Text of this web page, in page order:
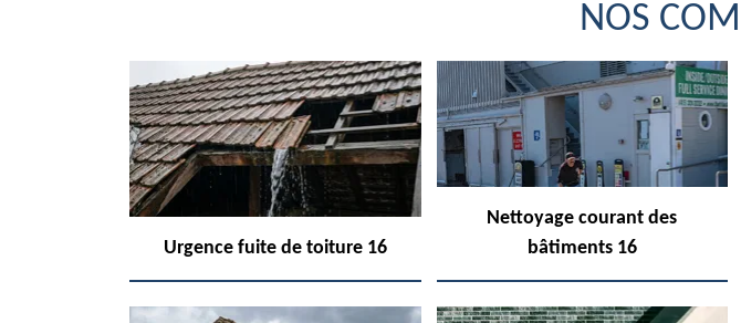
NOS
Urgence fuite de toiture 16
Nettoyage courant des
bâtiments 16